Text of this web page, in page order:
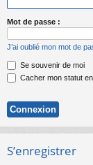
Mot de passe :
J’ai oublié mon mot de
Se souvenir de moi
Cacher mon statut
S’enregistrer